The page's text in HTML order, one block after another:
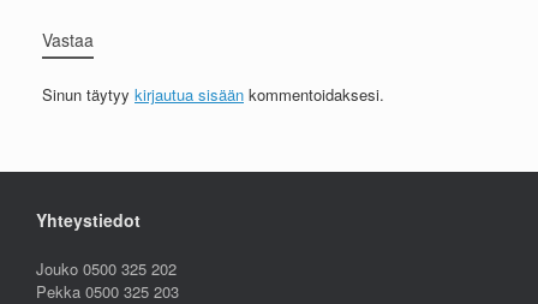
Vastaa
Sinun täytyy kirjautua sisään kommentoidaksesi.
Yhteystiedot
Jouko 0500 325 202
Pekka 0500 325 203